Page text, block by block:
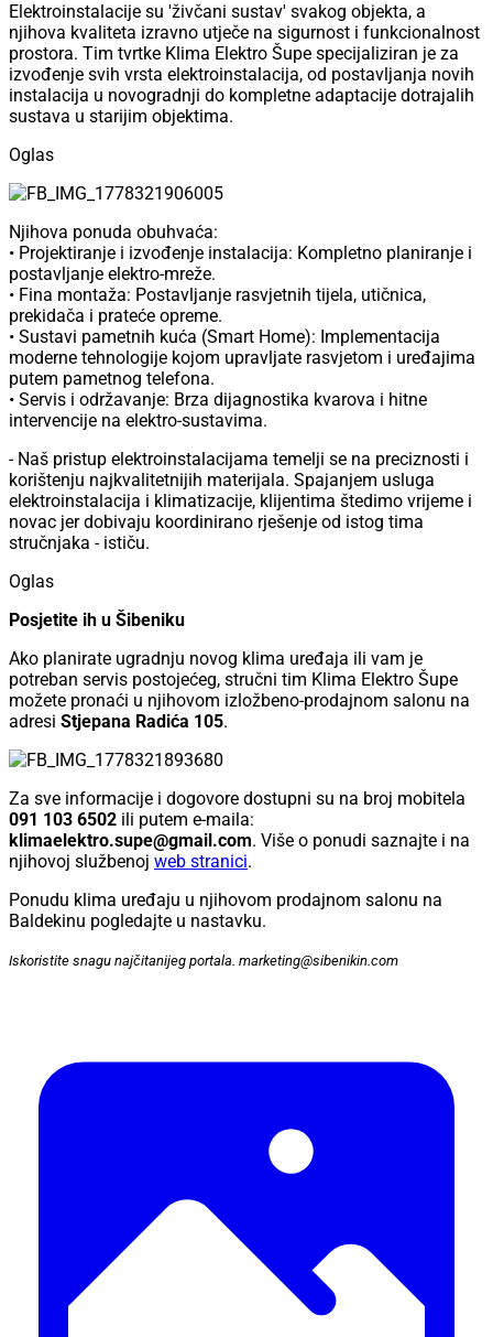
Elektroinstalacije su 'živčani sustav' svakog objekta, a
njihova kvaliteta izravno utječe na sigurnost i funkcionalnost
prostora. Tim tvrtke Klima Elektro Šupe specijaliziran je za
izvođenje svih vrsta elektroinstalacija, od postavljanja novih
instalacija u novogradnji do kompletne adaptacije dotrajalih
sustava u starijim objektima.
Oglas
Njihova ponuda obuhvaća:
• Projektiranje i izvođenje instalacija: Kompletno planiranje i
postavljanje elektro-mreže.
• Fina montaža: Postavljanje rasvjetnih tijela, utičnica,
prekidača i prateće opreme.
• Sustavi pametnih kuća (Smart Home): Implementacija
moderne tehnologije kojom upravljate rasvjetom i uređajima
putem pametnog telefona.
• Servis i održavanje: Brza dijagnostika kvarova i hitne
intervencije na elektro-sustavima.
- Naš pristup elektroinstalacijama temelji se na preciznosti i
korištenju najkvalitetnijih materijala. Spajanjem usluga
elektroinstalacija i klimatizacije, klijentima štedimo vrijeme i
novac jer dobivaju koordinirano rješenje od istog tima
stručnjaka - ističu.
Oglas
Posjetite ih u Šibeniku
Ako planirate ugradnju novog klima uređaja ili vam je
potreban servis postojećeg, stručni tim Klima Elektro Šupe
možete pronaći u njihovom izložbeno-prodajnom salonu na
adresi Stjepana Radića 105.
Za sve informacije i dogovore dostupni su na broj mobitela
091 103 6502 ili putem e-maila:
klimaelektro.supe@gmail.com. Više o ponudi saznajte i na
njihovoj službenoj web stranici.
Ponudu klima uređaju u njihovom prodajnom salonu na
Baldekinu pogledajte u nastavku.
Iskoristite snagu najčitanijeg portala. marketing@sibenikin.com